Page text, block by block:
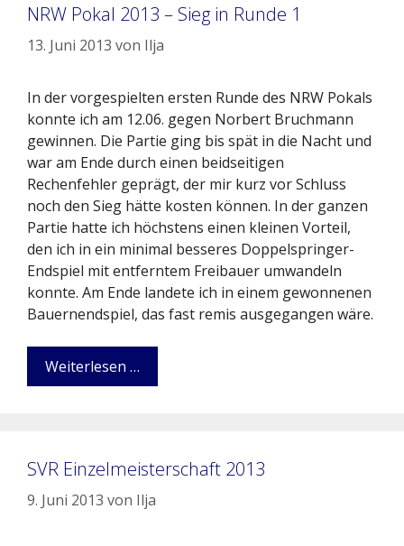
NRW Pokal 2013 – Sieg in Runde 1
13. Juni 2013 von Ilja
In der vorgespielten ersten Runde des NRW Pokals
konnte ich am 12.06. gegen Norbert Bruchmann
gewinnen. Die Partie ging bis spät in die Nacht und
war am Ende durch einen beidseitigen
Rechenfehler geprägt, der mir kurz vor Schluss
noch den Sieg hätte kosten können. In der ganzen
Partie hatte ich höchstens einen kleinen Vorteil,
den ich in ein minimal besseres Doppelspringer-
Endspiel mit entferntem Freibauer umwandeln
konnte. Am Ende landete ich in einem gewonnenen
Bauernendspiel, das fast remis ausgegangen wäre.
Weiterlesen …
SVR Einzelmeisterschaft 2013
9. Juni 2013 von Ilja